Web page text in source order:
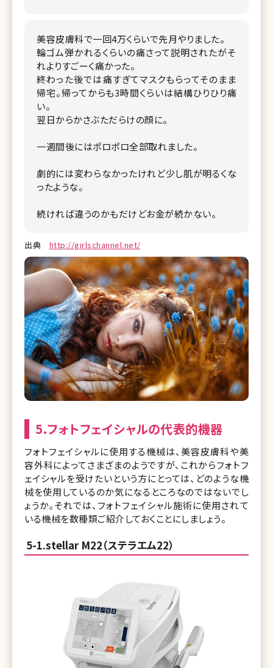
美容皮膚科で一回4万くらいで先月やりました。
輪ゴム弾かれるくらいの痛さって説明されたがそ
れよりすごーく痛かった。
終わった後では痛すぎてマスクもらってそのまま
帰宅。帰ってからも3時間くらいは結構ひりひり痛
い。
翌日からかさぶただらけの顔に。
一週間後にはポロポロ全部取れました。
劇的には変わらなかったけれど少し肌が明るくな
ったような。
続ければ違うのかもだけどお金が続かない。
出典 http://girlschannel.net/
5.フォトフェイシャルの代表的機器
フォトフェイシャルに使用する機械は、美容皮膚科や美
容外科によってさまざまのようですが、これからフォトフ
ェイシャルを受けたいという方にとっては、どのような機
械を使用しているのか気になるところなのではないでし
ょうか。それでは、フォトフェイシャル施術に使用されて
いる機械を数種類ご紹介しておくことにしましょう。
5-1.stellar M22（ステラエム22）